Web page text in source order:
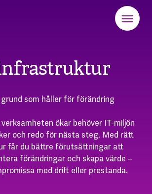
som håller för förändring
ökar behöver IT-miljön
och redo för nästa steg. Med rätt
får du bättre förutsättningar att
förändringar och skapa värde –
med drift eller prestanda.